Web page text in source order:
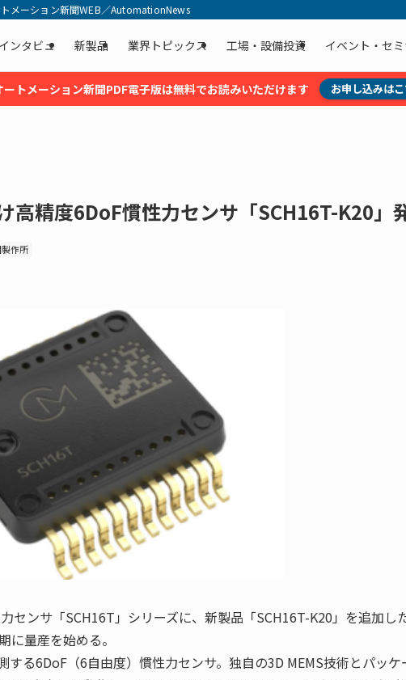
メーション新聞WEB／AutomationNews
インタビュ 新製品 業界トピックス 工場・設備投資 イベント・セ
ートメーション新聞PDF電子版は無料でお読みいただけます お申し込みは
高精度6DoF慣性力センサ「SCH16T-K20」
作所
センサ「SCH16T」シリーズに、新製品「SCH16T-K20」を追加し
量産を始める。
る6DoF（6自由度）慣性力センサ。独自の3D MEMS技術とパッケ